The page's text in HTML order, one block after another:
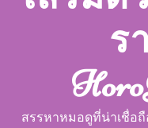
ร
สรรหาหมอดูที่น่าเชื่อ